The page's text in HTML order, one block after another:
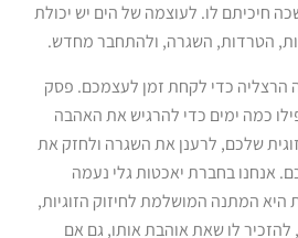
חיכיתם לו. לעוצמה של הים יש יכולת
הטרדות, השגרה, ולהתחבר מחדש.
הרצליה כדי לקחת זמן לעצמכם. פסק
כמה ימים כדי להרגיש את האהבה
שלכם, לרענן את השגרה ולחזק את
אנחנו בחברת יאכטות גלי נעמה
היא המתנה המושלמת לחיזוק הזוגיות,
לו שאת אוהבת אותו, גם אם